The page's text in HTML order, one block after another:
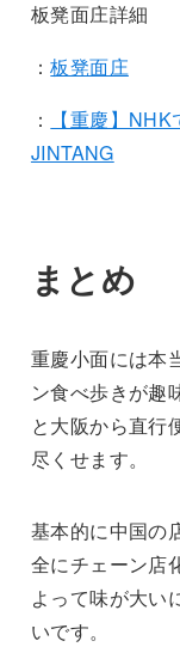
板凳面庄詳細
：板凳面庄
：
【重慶】
JINTANG
まとめ
重慶小面には本
ン食べ歩きが趣
と大阪から直行
尽くせます。
基本的に中国の
全にチェーン店
よって味が大い
いです。